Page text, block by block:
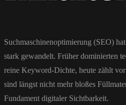
Suchmaschinenoptimierung (SEO)
stark gewandelt. Früher dominierten
reine Keyword-Dichte, heute zählt vor
sind längst nicht mehr bloßes
Fundament digitaler Sichtbarkeit.